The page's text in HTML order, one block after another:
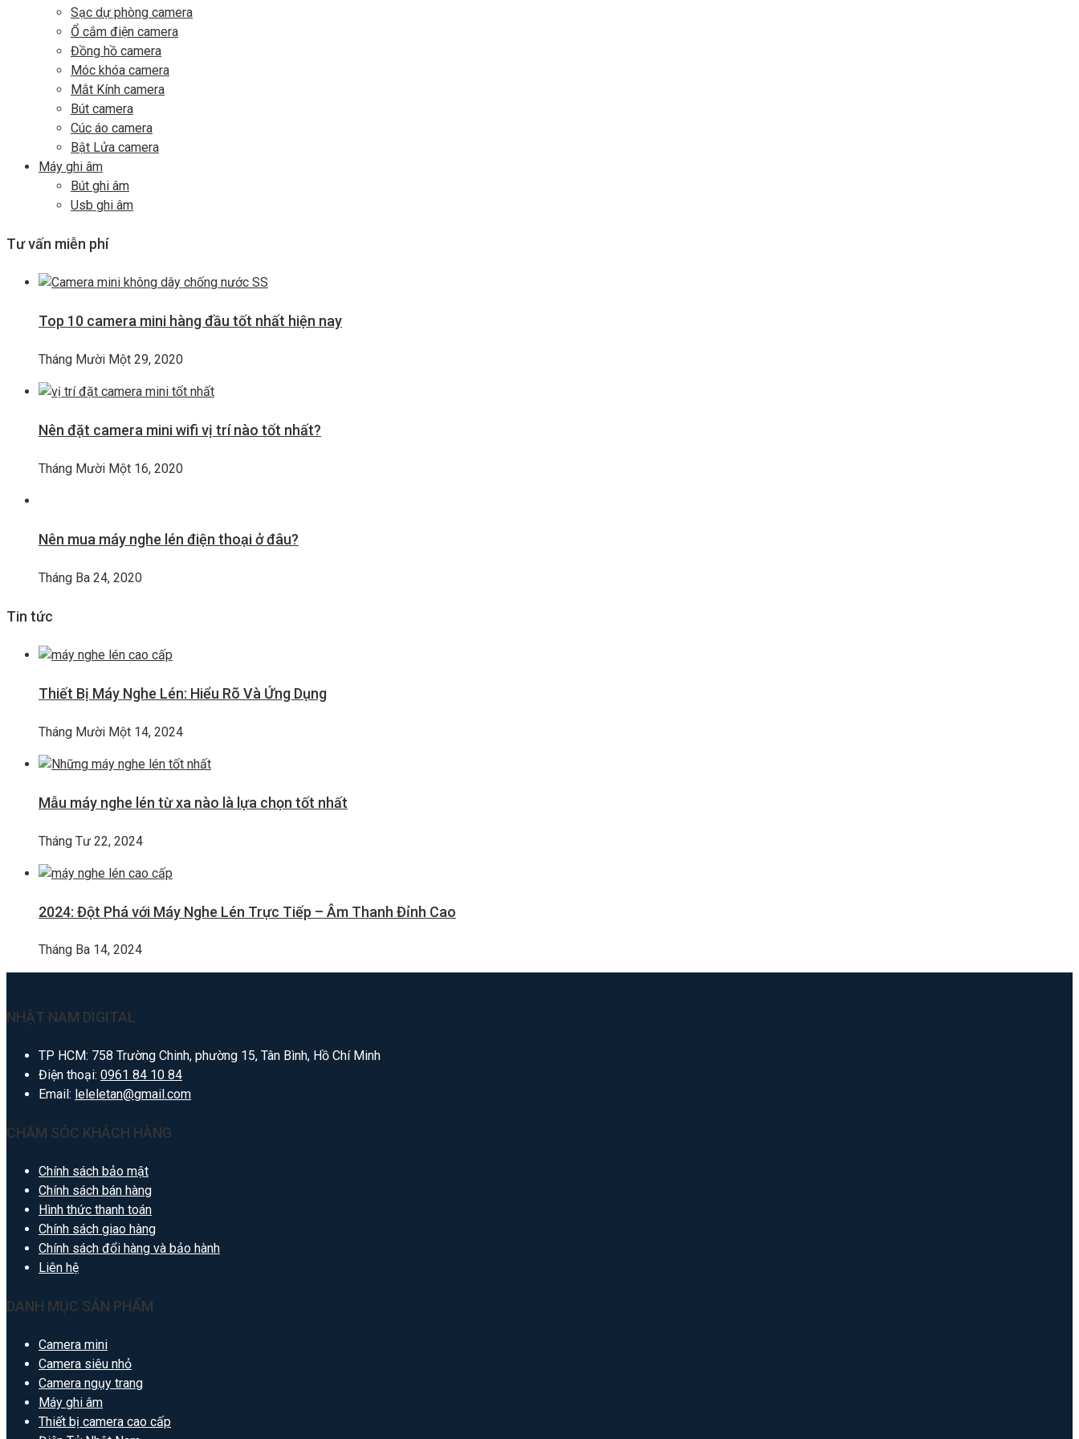
Sạc dự phòng camera
Ổ cắm điện camera
Đồng hồ camera
Móc khóa camera
Mắt Kính camera
Bút camera
Cúc áo camera
Bật Lửa camera
Máy ghi âm
Bút ghi âm
Usb ghi âm
Tư vấn miễn phí
Top 10 camera mini hàng đầu tốt nhất hiện nay
Tháng Mười Một 29, 2020
Nên đặt camera mini wifi vị trí nào tốt nhất?
Tháng Mười Một 16, 2020
Nên mua máy nghe lén điện thoại ở đâu?
Tháng Ba 24, 2020
Tin tức
Thiết Bị Máy Nghe Lén: Hiểu Rõ Và Ứng Dụng
Tháng Mười Một 14, 2024
Mẫu máy nghe lén từ xa nào là lựa chọn tốt nhất
Tháng Tư 22, 2024
2024: Đột Phá với Máy Nghe Lén Trực Tiếp – Âm Thanh Đỉnh Cao
Tháng Ba 14, 2024
NHẬT NAM DIGITAL
TP HCM: 758 Trường Chinh, phường 15, Tân Bình, Hồ Chí Minh
Điện thoại: 0961 84 10 84
Email: leleletan@gmail.com
CHĂM SÓC KHÁCH HÀNG
Chính sách bảo mật
Chính sách bán hàng
Hình thức thanh toán
Chính sách giao hàng
Chính sách đổi hàng và bảo hành
Liên hệ
DANH MỤC SẢN PHẨM
Camera mini
Camera siêu nhỏ
Camera ngụy trang
Máy ghi âm
Thiết bị camera cao cấp